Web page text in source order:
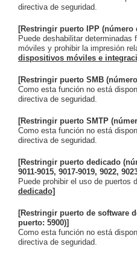
directiva de seguridad.
[Restringir puerto IPP (número
Puede deshabilitar
móviles y prohibir la impresión
dispositivos móviles e
[Restringir puerto SMB
Como esta función no está
directiva de seguridad.
[Restringir puerto SMTP
Como esta función no está
directiva de seguridad.
[Restringir puerto dedicado
9011-9015, 9017-9019, 9022,
Puede prohibir el uso de puertos
dedicado]
[Restringir puerto de software
puerto: 5900)]
Como esta función no está
directiva de seguridad.